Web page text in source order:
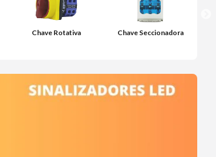
Chave Rotativa Chave Seccionadora